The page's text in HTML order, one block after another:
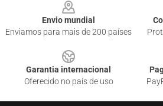
Envio mundial
Enviamos para mais de 200 países
Garantia internacional
Oferecido no país de uso